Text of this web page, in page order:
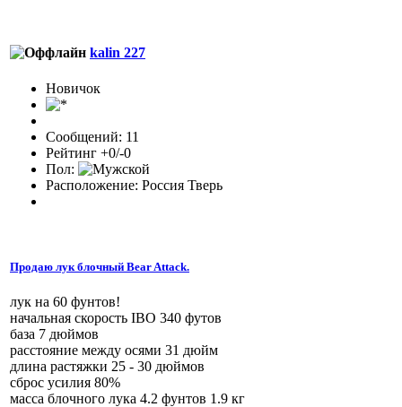
kalin 227
Новичок
Сообщений: 11
Рейтинг +0/-0
Пол:
Расположение: Россия Тверь
Продаю лук блочный Bear Attack.
лук на 60 фунтов!
начальная скорость IBO 340 футов
база 7 дюймов
расстояние между осями 31 дюйм
длина растяжки 25 - 30 дюймов
сброс усилия 80%
масса блочного лука 4.2 фунтов 1.9 кг